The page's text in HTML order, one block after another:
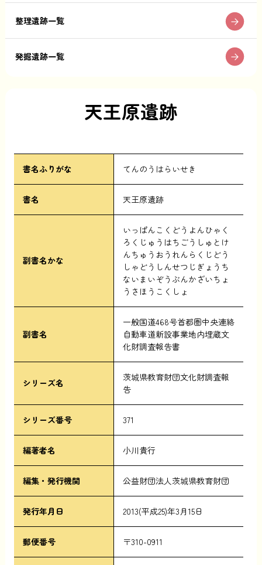
整理遺跡一覧
発掘遺跡一覧
天王原遺跡
書名ふりがな てんのうはらいせき
書名 天王原遺跡
副書名かな
いっぱんこくどうよんひゃく
ろくじゅうはちごうしゅとけ
んちゅうおうれんらくじどう
しゃどうしんせつじぎょうち
ないまいぞうぶんかざいちょ
うさほうこくしょ
副書名
一般国道468号首都圏中央連絡
自動車道新設事業地内埋蔵文
化財調査報告書
シリーズ名
茨城県教育財団文化財調査報
告
シリーズ番号 371
編著者名 小川貴行
編集・発行機関 公益財団法人茨城県教育財団
発行年月日 2013(平成25)年3月15日
郵便番号 〒310-0911